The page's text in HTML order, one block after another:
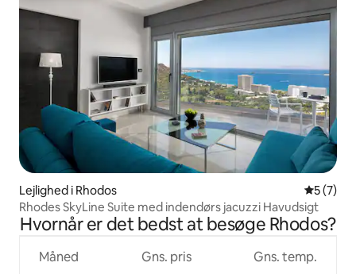
Lejlighed i Rhodos 5 ud af 5
5 (7)
Rhodes SkyLine Suite med indendørs jacuzzi Havudsigt
Hvornår er det bedst at besøge Rhodos?
Måned Gns. pris Gns. temp.